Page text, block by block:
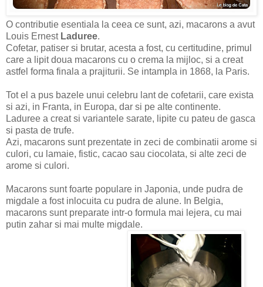
O contributie esentiala la ceea ce sunt, azi, macarons a avut
Louis Ernest Laduree.
Cofetar, patiser si brutar, acesta a fost, cu certitudine, primul
care a lipit doua macarons cu o crema la mijloc, si a creat
astfel forma finala a prajiturii. Se intampla in 1868, la Paris.
Tot el a pus bazele unui celebru lant de cofetarii, care exista
si azi, in Franta, in Europa, dar si pe alte continente.
Laduree a creat si variantele sarate, lipite cu pateu de gasca
si pasta de trufe.
Azi, macarons sunt prezentate in zeci de combinatii arome si
culori, cu lamaie, fistic, cacao sau ciocolata, si alte zeci de
arome si culori.
Macarons sunt foarte populare in Japonia, unde pudra de
migdale a fost inlocuita cu pudra de alune. In Belgia,
macarons sunt preparate intr-o formula mai lejera, cu mai
putin zahar si mai multe migdale.